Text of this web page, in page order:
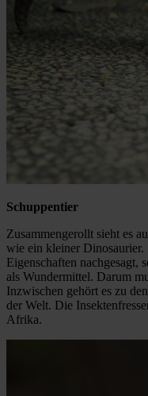
Schuppentier
Zusammengerollt sieht es
wie ein kleiner Dinosaurier.
Eigenschaften nachgesagt,
als Wundermittel. Darum
Inzwischen gehört es zu
der Welt. Die
Afrika.